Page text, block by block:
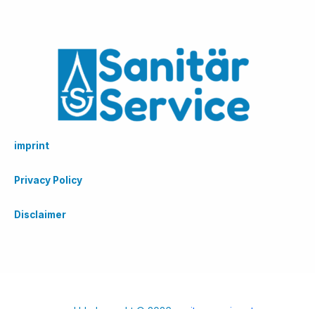
imprint
Privacy Policy
Disclaimer